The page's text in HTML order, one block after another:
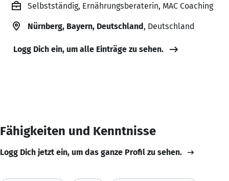
Selbstständig, Ernährungsberaterin, MAC Coaching
Nürnberg, Bayern, Deutschland, Deutschland
Logg Dich ein, um alle Einträge zu sehen.
Fähigkeiten und Kenntnisse
Logg Dich jetzt ein, um das ganze Profil zu sehen.